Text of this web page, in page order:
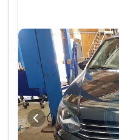
Previous